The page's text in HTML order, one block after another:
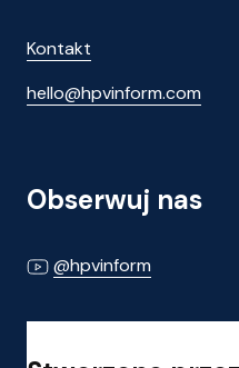
Kontakt
hello@hpvinform.com
Obserwuj nas
@hpvinform